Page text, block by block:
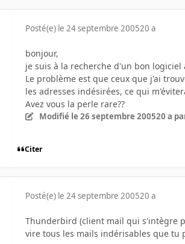
Posté(e) le 24 septembre 200520 a
bonjour,
je suis à la recherche d'un bon
Le problème est que ceux que j'ai
les adresses indésirées, ce qui
Avez vous la perle rare??
Modifié le 26 septembre 200520 a
Citer
Posté(e) le 24 septembre 200520 a
Thunderbird (client mail qui s'intègre
vire tous les mails indérisables que tu